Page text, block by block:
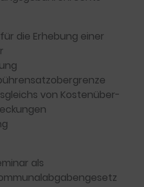
die Erhebung einer
von Kostenüber-
als